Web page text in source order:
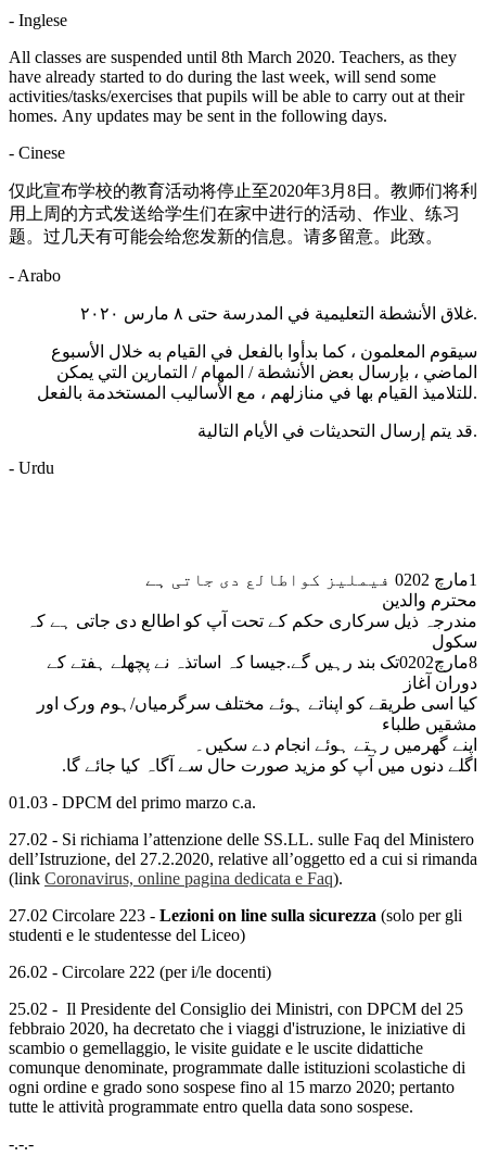
- Inglese
All classes are suspended until 8th March 2020. Teachers, as they
have already started to do during the last week, will send some
activities/tasks/exercises that pupils will be able to carry out at their
homes. Any updates may be sent in the following days.
- Cinese
仅此宣布学校的教育活动将停止至2020年3月8日。教师们将利
用上周的方式发送给学生们在家中进行的活动、作业、练习
题。过几天有可能会给您发新的信息。请多留意。此致。
- Arabo
غلاق الأنشطة التعليمية في المدرسة حتى ٨ مارس ٢٠٢٠.
سيقوم المعلمون ، كما بدأوا بالفعل في القيام به خلال الأسبوع
الماضي ، بإرسال بعض الأنشطة / المهام / التمارين التي يمكن
للتلاميذ القيام بها في منازلهم ، مع الأساليب المستخدمة بالفعل.
قد يتم إرسال التحديثات في الأيام التالية.
- Urdu
1مارچ 0202 فیملیز کواطالع دی جاتی ہے
محترم والدین
مندرجہ ذیل سرکاری حکم کے تحت آپ کو اطالع دی جاتی ہے کہ
سکول
8مارچ0202تک بند رہیں گے.جیسا کہ اساتذہ نے پچھلے ہفتے کے
دوران آغاز
کیا اسی طریقے کو اپناتے ہوئے مختلف سرگرمیاں/ہوم ورک اور
مشقیں طلباء
اپنے گھرمیں رہتے ہوئے انجام دے سکیں۔
اگلے دنوں میں آپ کو مزید صورت حال سے آگاہ کیا جائے گا.
01.03 - DPCM del primo marzo c.a.
27.02 - Si richiama l’attenzione delle SS.LL. sulle Faq del Ministero
dell’Istruzione, del 27.2.2020, relative all’oggetto ed a cui si rimanda
(link Coronavirus, online pagina dedicata e Faq).
27.02 Circolare 223 - Lezioni on line sulla sicurezza (solo per gli
studenti e le studentesse del Liceo)
26.02 - Circolare 222 (per i/le docenti)
25.02 - Il Presidente del Consiglio dei Ministri, con DPCM del 25
febbraio 2020, ha decretato che i viaggi d'istruzione, le iniziative di
scambio o gemellaggio, le visite guidate e le uscite didattiche
comunque denominate, programmate dalle istituzioni scolastiche di
ogni ordine e grado sono sospese fino al 15 marzo 2020; pertanto
tutte le attività programmate entro quella data sono sospese.
-.-.-